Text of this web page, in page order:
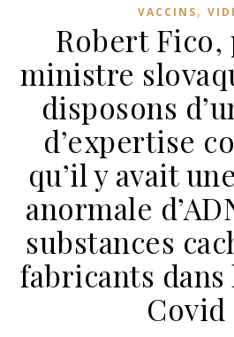
VACCINS,
Robert
ministre
disposons
d’expertise
qu’il y avait
anormale
substances
fabricants dans
Covid